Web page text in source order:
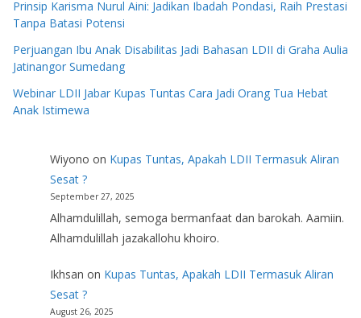
Prinsip Karisma Nurul Aini: Jadikan Ibadah Pondasi, Raih Prestasi
Tanpa Batasi Potensi
Perjuangan Ibu Anak Disabilitas Jadi Bahasan LDII di Graha Aulia
Jatinangor Sumedang
Webinar LDII Jabar Kupas Tuntas Cara Jadi Orang Tua Hebat
Anak Istimewa
Wiyono on Kupas Tuntas, Apakah LDII Termasuk Aliran
Sesat ?
September 27, 2025
Alhamdulillah, semoga bermanfaat dan barokah. Aamiin.
Alhamdulillah jazakallohu khoiro.
Ikhsan on Kupas Tuntas, Apakah LDII Termasuk Aliran
Sesat ?
August 26, 2025